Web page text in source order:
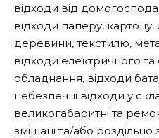
відходи від
відходи паперу, картону,
деревини, текстилю,
відходи електричного
обладнання, відходи
небезпечні відходи у
великогабаритні та
змішані та/або роздільно